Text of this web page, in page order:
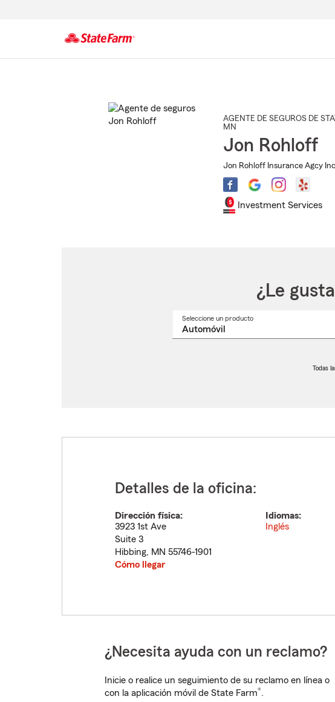
AGENTE DE SEGUROS DE
MN
Jon Rohloff
Jon Rohloff Insurance Agcy Inc
Investment Services
¿Le
Seleccione un productoSeleccione
Todas
Detalles de la oficina:
Dirección física:
3923 1st Ave
Suite 3
Hibbing, MN 55746-1901
Cómo llegar
Idiomas:
Inglés
¿Necesita ayuda con un reclamo?
Inicie o realice un seguimiento de su reclamo en línea o
con la aplicación móvil de State Farm®.